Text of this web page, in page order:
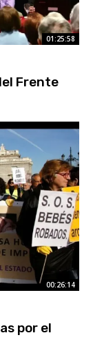
01:25:58
Frente
00:26:14
por el